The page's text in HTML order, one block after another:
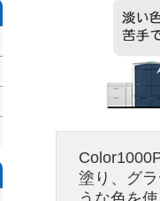
塗り、グ